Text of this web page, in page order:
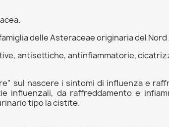
delle Asteraceae originaria del
antisettiche, antinfiammatorie,
sul nascere i sintomi di influenza e
influenzali, da raffreddamento e
tipo la cistite.